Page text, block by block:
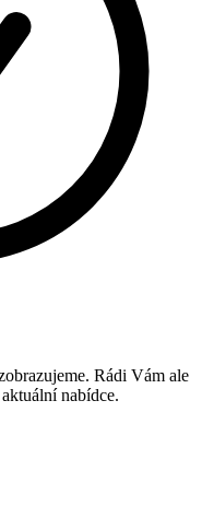
Rádi Vám ale
nabídce.